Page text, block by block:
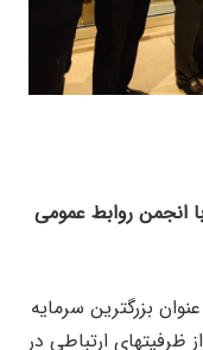
انجمن روابط عمومی
بزرگترین سرمایه
ظرفیتهای ارتباطی در